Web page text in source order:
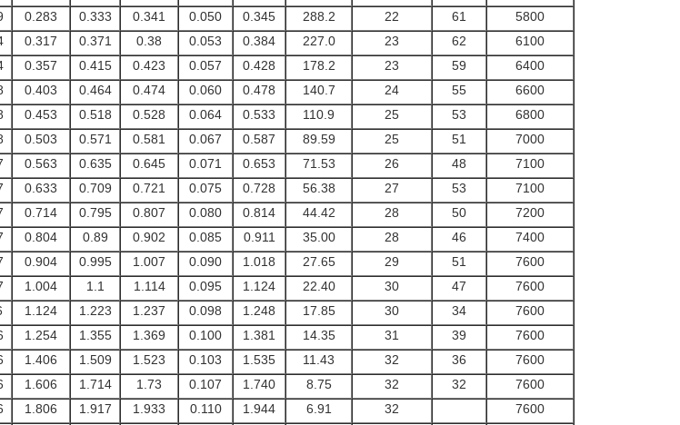
0.283 0.333 0.341 0.050 0.345 288.2 22 61
5800
0.317 0.371 0.38 0.053 0.384 227.0 23 62
6100
0.357 0.415 0.423 0.057 0.428 178.2 23 59
6400
0.403 0.464 0.474 0.060 0.478 140.7 24 55
6600
0.453 0.518 0.528 0.064 0.533 110.9 25 53
6800
0.503 0.571 0.581 0.067 0.587 89.59 25 51
7000
0.563 0.635 0.645 0.071 0.653 71.53 26 48
7100
0.633 0.709 0.721 0.075 0.728 56.38 27 53
7100
0.714 0.795 0.807 0.080 0.814 44.42 28 50
7200
0.804 0.89 0.902 0.085 0.911 35.00 28 46
7400
0.904 0.995 1.007 0.090 1.018 27.65 29 51
7600
1.004 1.1 1.114 0.095 1.124 22.40 30 47
7600
1.124 1.223 1.237 0.098 1.248 17.85 30 34
7600
1.254 1.355 1.369 0.100 1.381 14.35 31 39
7600
1.406 1.509 1.523 0.103 1.535 11.43 32 36
7600
1.606 1.714 1.73 0.107 1.740 8.75 32 32
7600
1.806 1.917 1.933 0.110 1.944 6.91 32
7600